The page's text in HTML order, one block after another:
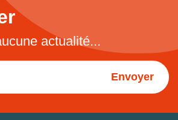
actualité...
Envoyer